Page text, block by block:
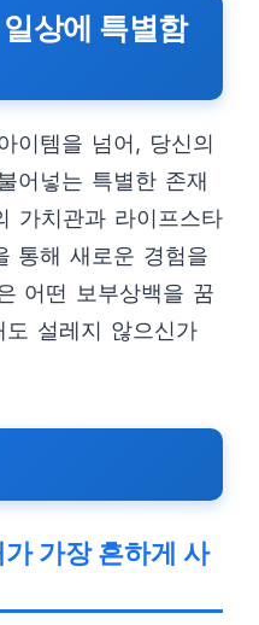
상에 특별함
이템을 넘어, 당신의
어넣는 특별한 존재
가치관과 라이프스타
통해 새로운 경험을
어떤 보부상백을 꿈
설레지 않으신가
가장 흔하게 사